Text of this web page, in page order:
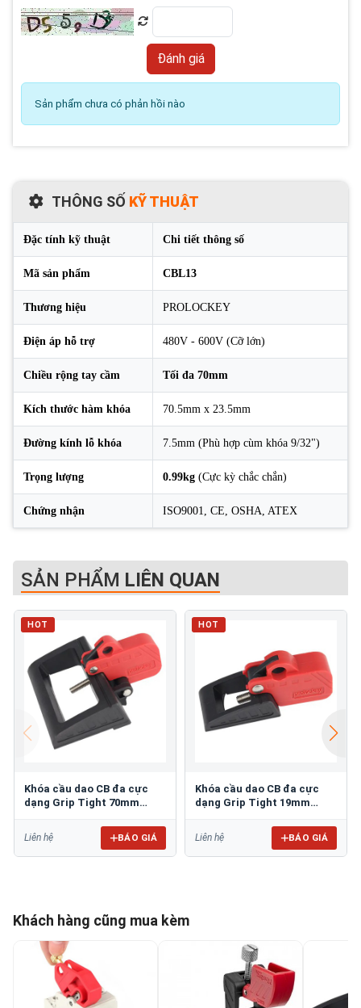
Sản phẩm chưa có phản hồi nào
THÔNG SỐ KỸ THUẬT
Đặc tính kỹ thuật Chi tiết thông số
Mã sản phẩm CBL13
Thương hiệu PROLOCKEY
Điện áp hỗ trợ 480V - 600V (Cỡ lớn)
Chiều rộng tay cầm Tối đa 70mm
Kích thước hàm khóa 70.5mm x 23.5mm
Đường kính lỗ khóa 7.5mm (Phù hợp cùm khóa 9/32")
Trọng lượng 0.99kg (Cực kỳ chắc chắn)
Chứng nhận ISO9001, CE, OSHA, ATEX
SẢN PHẨM LIÊN QUAN
HOT
Khóa cầu dao CB đa cực
dạng Grip Tight 70mm
Liên hệ BÁO GIÁ
HOT
Khóa cầu dao CB đa cực
dạng Grip Tight 19mm
Liên hệ BÁO GIÁ
Khách hàng cũng mua kèm